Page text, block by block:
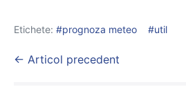
Etichete: prognoza meteo util
Post
← Articol precedent